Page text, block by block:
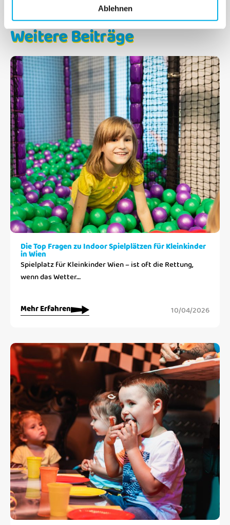
Ablehnen
Weitere Beiträge
Die Top Fragen zu Indoor Spielplätzen für Kleinkinder
in Wien
Spielplatz für Kleinkinder Wien – ist oft die Rettung,
wenn das Wetter…
Mehr Erfahren 10/04/2026